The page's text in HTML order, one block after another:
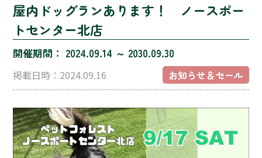
屋内ドッグランあります！ ノースポー
トセンター北店
開催期間： 2024.09.14 ～ 2030.09.30
掲載日時：2024.09.16 お知らせ＆セール